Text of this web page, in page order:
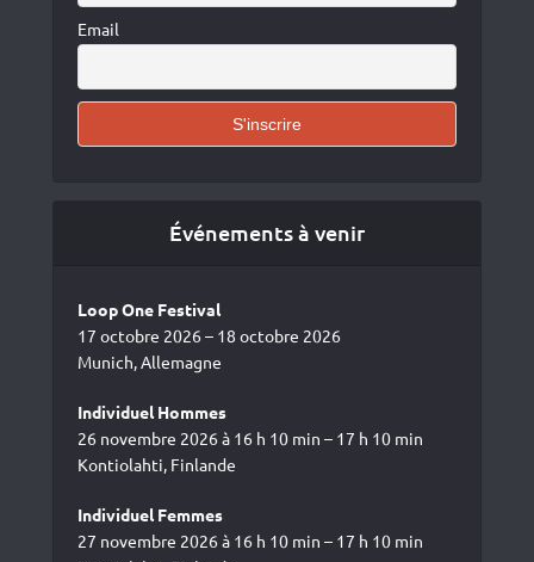
Email
Événements à venir
Loop One Festival
17 octobre 2026 – 18 octobre 2026
Munich, Allemagne
Individuel Hommes
26 novembre 2026 à 16 h 10 min – 17 h 10 min
Kontiolahti, Finlande
Individuel Femmes
27 novembre 2026 à 16 h 10 min – 17 h 10 min